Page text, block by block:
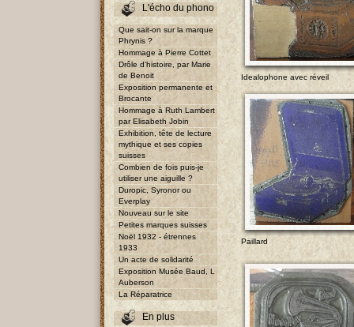
L'écho du phono
Que sait-on sur la marque
Phrynis ?
Hommage à Pierre Cottet
Drôle d'histoire, par Marie
de Benoit
Exposition permanente et
Brocante
Hommage à Ruth Lambert
par Elisabeth Jobin
Exhibition, tête de lecture
mythique et ses copies
suisses
Combien de fois puis-je
utiliser une aiguille ?
Duropic, Syronor ou
Everplay
Nouveau sur le site
Petites marques suisses
Noël 1932 - étrennes
1933
Un acte de solidarité
Exposition Musée Baud, L
Auberson
La Réparatrice
En plus
Idealophone avec réveil
Paillard